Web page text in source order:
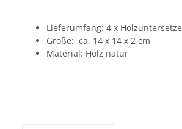
Lieferumfang: 4 x
Größe: ca. 14 x 14 x 2 cm
Material: Holz natur